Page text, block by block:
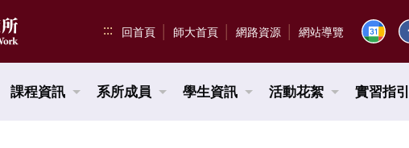
::: 回首頁 師大首頁 網路資源 網站導覽
課程資訊 系所成員 學生資訊 活動花絮 實習指引